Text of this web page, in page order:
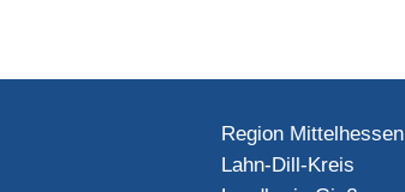
Region Mittelhessen
Lahn-Dill-Kreis